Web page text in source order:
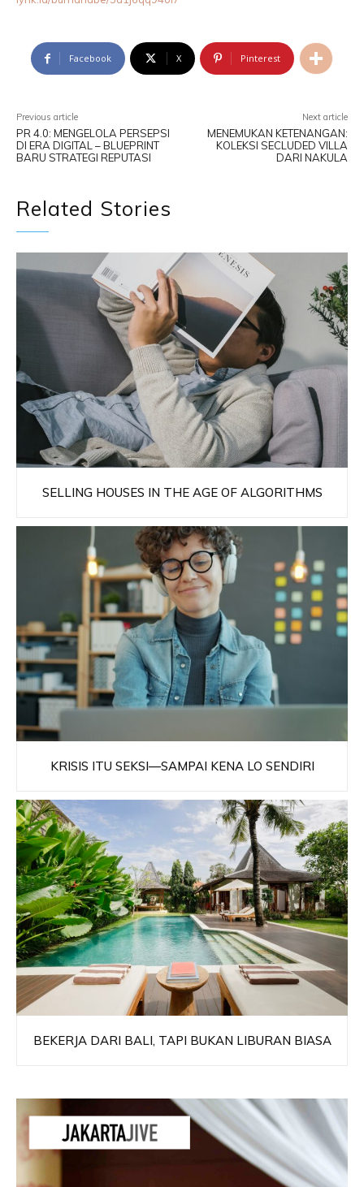
Facebook X Pinterest
Previous article
PR 4.0: MENGELOLA PERSEPSI
DI ERA DIGITAL – BLUEPRINT
BARU STRATEGI REPUTASI
Next article
MENEMUKAN KETENANGAN:
KOLEKSI SECLUDED VILLA
DARI NAKULA
Related Stories
SELLING HOUSES IN THE AGE OF ALGORITHMS
KRISIS ITU SEKSI—SAMPAI KENA LO SENDIRI
BEKERJA DARI BALI, TAPI BUKAN LIBURAN BIASA